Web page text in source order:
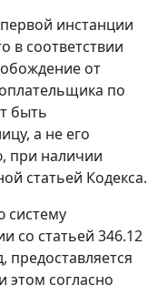
инстанции
в соответствии
от
по
быть
а не его
при наличии
статьей Кодекса.
систему
со статьей 346.12
предоставляется
этом согласно